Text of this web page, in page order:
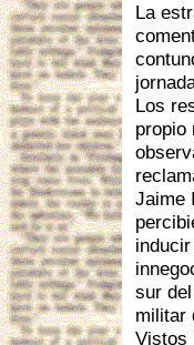
La
Los
propio
Jaime
sur
militar
Vistos